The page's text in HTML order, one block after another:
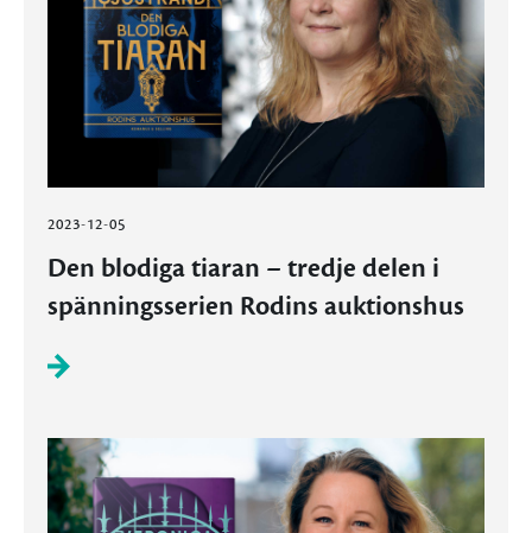
2023-12-05
Den blodiga tiaran – tredje delen i
spänningsserien Rodins auktionshus